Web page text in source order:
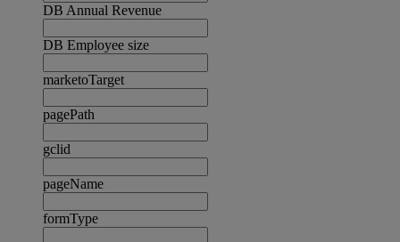
DB Annual Revenue
DB Employee size
marketoTarget
pagePath
gclid
pageName
formType